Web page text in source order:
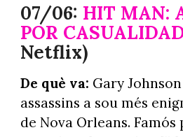
07/06: HIT MAN:
POR
Netflix)
De què va: Gary
assassins a sou més
de Nova Orleans. Famós